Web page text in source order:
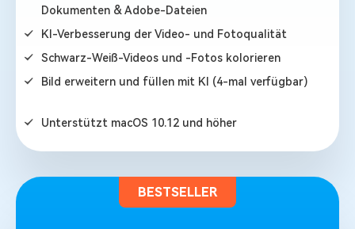
Dokumenten & Adobe-Dateien
KI-Verbesserung der Video- und Fotoqualität
Schwarz-Weiß-Videos und -Fotos kolorieren
Bild erweitern und füllen mit KI (4-mal verfügbar)
Unterstützt macOS 10.12 und höher
BESTSELLER